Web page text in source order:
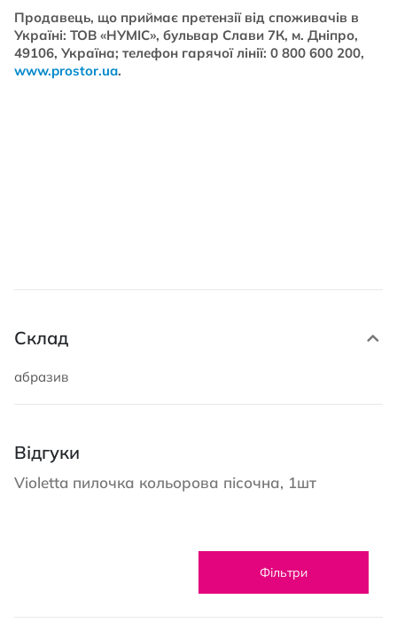
Продавець, що приймає претензії від споживачів в
Україні: ТОВ «НУМІС», бульвар Слави 7К, м. Дніпро,
49106, Україна; телефон гарячої лінії: 0 800 600 200,
www.prostor.ua.
Склад
абразив
Відгуки
Violetta пилочка кольорова пісочна, 1шт
Фільтри